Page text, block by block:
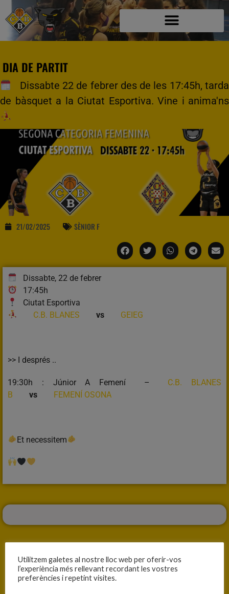
DIA DE PARTIT
Dissabte 22 de febrer des de les 17:45h, tarda
de bàsquet a la Ciutat Esportiva. Vine i anima'ns
21/02/2025 SÈNIOR F
Dissabte, 22 de febrer
17:45h
Ciutat Esportiva
C.B. BLANES
vs GEIEG
>> I després ..
19:30h : Júnior A Femení – C.B. BLANES
B
vs FEMENÍ OSONA
Et necessitem
ANTERIOR
Utilitzem galetes al nostre lloc web per oferir-vos
l’experiència més rellevant recordant les vostres
preferències i repetint visites.